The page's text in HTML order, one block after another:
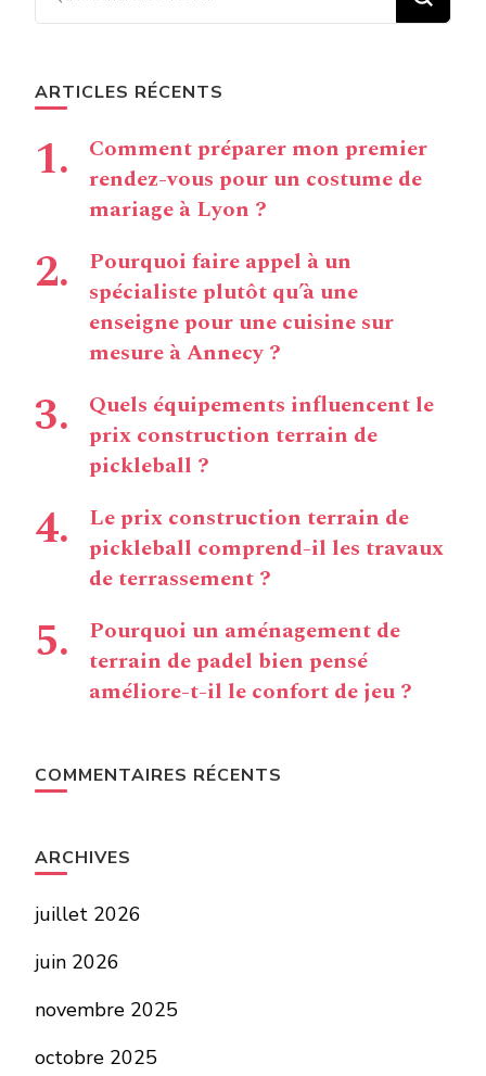
chose ?
ARTICLES RÉCENTS
Comment préparer mon premier
rendez-vous pour un costume de
mariage à Lyon ?
Pourquoi faire appel à un
spécialiste plutôt qu’à une
enseigne pour une cuisine sur
mesure à Annecy ?
Quels équipements influencent le
prix construction terrain de
pickleball ?
Le prix construction terrain de
pickleball comprend-il les travaux
de terrassement ?
Pourquoi un aménagement de
terrain de padel bien pensé
améliore-t-il le confort de jeu ?
COMMENTAIRES RÉCENTS
ARCHIVES
juillet 2026
juin 2026
novembre 2025
octobre 2025